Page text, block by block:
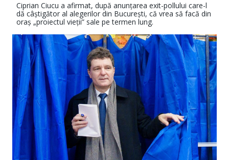
Ciprian Ciucu a afirmat, după anunțarea exit-pollului care-l
dă câștigător al alegerilor din București, că vrea să facă din
oraș „proiectul vieții” sale pe termen lung.